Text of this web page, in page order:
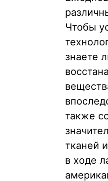
Чтобы
знаете
также
тканей
в ходе